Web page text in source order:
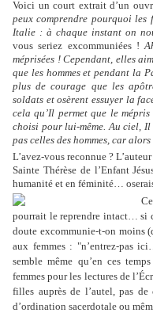
Voici un court extrait d’un
peux comprendre pourquoi les
Italie : à chaque instant on
vous seriez excommuniées !
méprisées ! Cependant, elles
que les hommes et pendant la
plus de courage que les
soldats et osèrent essuyer la
cela qu’Il permet que le
choisi pour lui-même. Au ciel, Il
pas celles des hommes, car
L’avez-vous reconnue ?
Sainte Thérèse de l’Enfant
humanité et en féminité…
pourrait le reprendre intact… si
doute excommunie-t-on moins
aux femmes : "n’entrez-pas
semble même qu’en ces
femmes pour les lectures de
filles auprès de l’autel, pas
d’ordination sacerdotale ou